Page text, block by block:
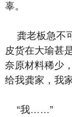
辜。
龚老板急不
皮货在大瑜甚
奈原材料稀少
给我龚家，我
“我……”